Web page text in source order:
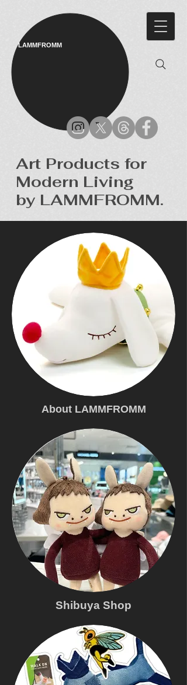
LAMMFROMM​
Art Products for
Modern Living
by LAMMFROMM.
About LAMMFROMM
Shibuya Shop